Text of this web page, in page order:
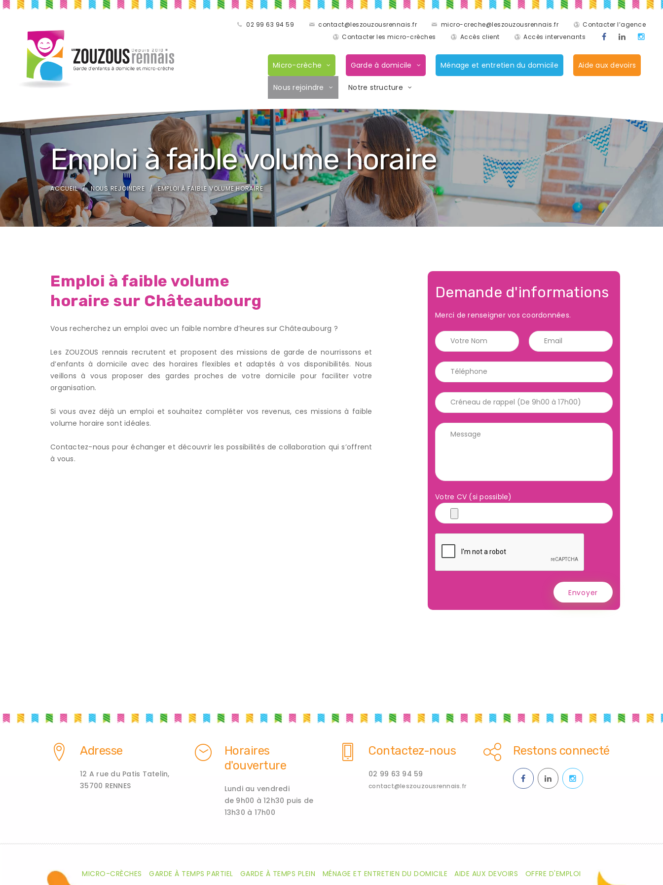
02 99 63 94 59 contact@leszouzousrennais.fr micro-creche@leszouzousrennais.fr
Contacter l’agence
Contacter les micro-crèches
Accès client Accès intervenants
Micro-crèche Garde à domicile Ménage et entretien du domicile Aide aux devoirs
Nous rejoindre Notre structure
Emploi à faible volume horaire
ACCUEIL NOUS REJOINDRE EMPLOI À FAIBLE VOLUME HORAIRE
Emploi à faible volume
horaire sur Châteaubourg
Vous recherchez un emploi avec un faible nombre d’heures sur Châteaubourg ?
Les ZOUZOUS rennais recrutent et proposent des missions de garde de nourrissons et
d’enfants à domicile avec des horaires flexibles et adaptés à vos disponibilités. Nous
veillons à vous proposer des gardes proches de votre domicile pour faciliter votre
organisation.
Si vous avez déjà un emploi et souhaitez compléter vos revenus, ces missions à faible
volume horaire sont idéales.
Contactez-nous pour échanger et découvrir les possibilités de collaboration qui s’offrent
à vous.
Demande d'informations
Merci de renseigner vos coordonnées.
Votre CV (si possible)
Envoyer
Adresse
12 A rue du Patis Tatelin,
35700 RENNES
Horaires
d'ouverture
Lundi au vendredi
de 9h00 à 12h30 puis de
13h30 à 17h00
Contactez-nous
02 99 63 94 59
contact@leszouzousrennais.fr
Restons connecté
MICRO-CRÈCHES GARDE À TEMPS PARTIEL GARDE À TEMPS PLEIN MÉNAGE ET ENTRETIEN DU DOMICILE AIDE AUX DEVOIRS OFFRE D'EMPLOI